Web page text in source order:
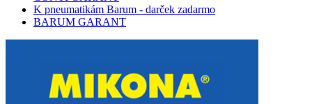
K pneumatikám Barum - darček zadarmo
BARUM GARANT